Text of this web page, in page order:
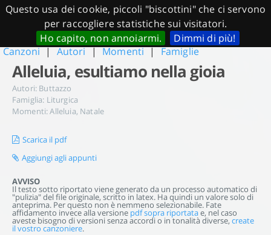
Questo usa dei cookie, piccoli "biscottini" che ci servono
per raccogliere statistiche sui visitatori.
Ho capito, non annoiarmi.
Dimmi di più!
Canzoni | Autori | Momenti | Famiglie
Alleluia, esultiamo nella gioia
Autori: Buttazzo
Famiglia: Liturgica
Momenti:Alleluia, Natale
Scarica il pdf
Aggiungi agli appunti
AVVISO
Il testo sotto riportato viene generato da un processo automatico di
"pulizia" del file originale, scritto in latex. Ha quindi un valore solo di
anteprima. Per questo non è nemmeno selezionabile. Fate
affidamento invece alla versione pdf sopra riportatae, nel caso
aveste bisogno di versioni senza accordi o in tonalità diverse, create
il vostro canzoniere.